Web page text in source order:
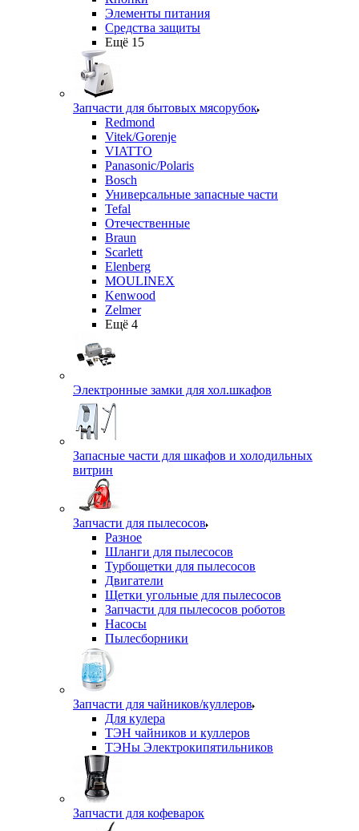
Элементы питания
Средства защиты
Ещё 15
Запчасти для бытовых мясорубок
Redmond
Vitek/Gorenje
VIATTO
Panasonic/Polaris
Bosch
Универсальные запасные части
Tefal
Отечественные
Braun
Scarlett
Elenberg
MOULINEX
Kenwood
Zelmer
Ещё 4
Электронные замки для хол.шкафов
Запасные части для шкафов и холодильных
витрин
Запчасти для пылесосов
Разное
Шланги для пылесосов
Турбощетки для пылесосов
Двигатели
Щетки угольные для пылесосов
Запчасти для пылесосов роботов
Насосы
Пылесборники
Запчасти для чайников/куллеров
Для кулера
ТЭН чайников и куллеров
ТЭНы Электрокипятильников
Запчасти для кофеварок